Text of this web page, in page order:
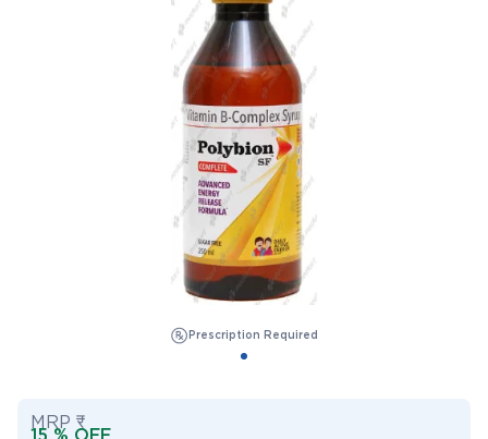
Prescription Required
MRP ₹
15 % OFF